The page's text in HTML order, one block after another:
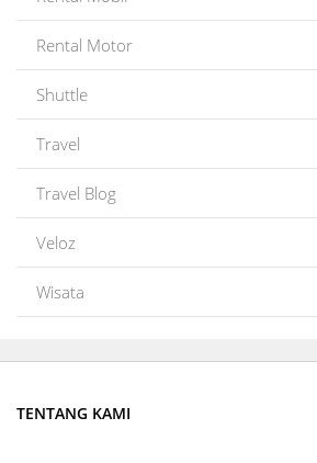
Rental Motor
Shuttle
Travel
Travel Blog
Veloz
Wisata
TENTANG KAMI